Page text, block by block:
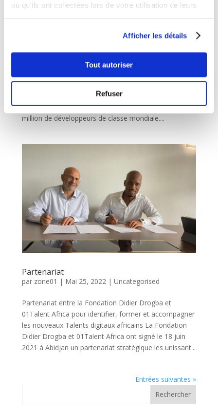
ou qu'ils ont collectées lors de votre utilisation de leurs
Afficher les détails
Tout autoriser
Refuser
parzone01|Mai 26, 2022|Uncategorised
01Talent Interview Afrimag – Numéro Spécial Africités-
09 – Kisumu Question 1 : 01Talent dont l’ambition
affichée est d’offrir des opportunités de travail à 1
million de développeurs de classe mondiale....
Partenariat
par zone01 | Mai 25, 2022 | Uncategorised
Partenariat entre la Fondation Didier Drogba et
01Talent Africa pour identifier, former et accompagner
les nouveaux Talents digitaux africains La Fondation
Didier Drogba et 01Talent Africa ont signé le 18 juin
2021 à Abidjan un partenariat stratégique les unissant...
Entrées suivantes »
Rechercher